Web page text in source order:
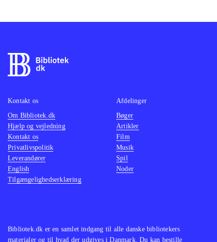
og andre typer af items.
er engelsk tale. Tekst og tale er
gennemsyret af humoristiske og
er udelukkende singleplayer. PEGI er
12 med anmærkninger for stødende
sprog og vold
Alt i alt et fint underholdende spil,
hvis man i forvejen er fan af japansk
RPG. Her er tale om et udfordrende
spil, der kræver, at man benytter den
trods sin skæve humor tager tempoet
Bibliotek.dk er en samlet indgang til alle danske bibliotekers
materialer og til hvad der udgives i Danmark. Du kan bestille
Kontakt os
Om Bibliotek.dk
Hjælp og vejledning
Kontakt os
Privatlivspolitik
Leverandører
English
Tilgængelighedserklæring
Afdelinger
Bøger
Artikler
Film
Musik
Spil
Noder